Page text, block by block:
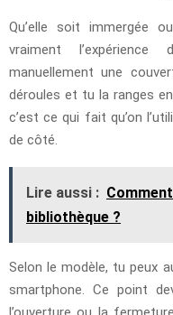
Qu’elle soit immergée
vraiment
manuellement une
déroules et tu la ranges
c’est ce qui fait qu’on
de côté.
Lire aussi :
bibliothèque ?
Selon le modèle, tu peux
smartphone. Ce point